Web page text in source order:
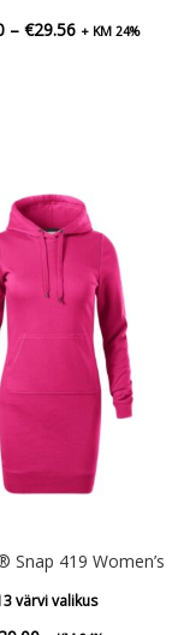
– €29.56Hinnavahemik:
+ KM 24%
Snap 419 Women’s
värvi valikus